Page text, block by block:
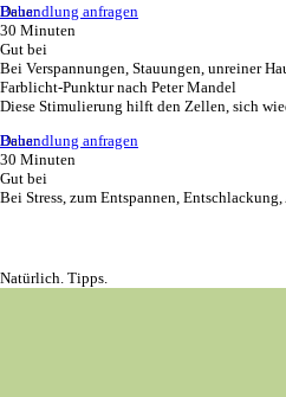
Behandlung anfragen
Dauer
30 Minuten
Gut bei
Bei Verspannungen, Stauungen, unreiner
Farblicht-Punktur nach Peter Mandel
Diese Stimulierung hilft den Zellen, sich
Behandlung anfragen
Dauer
30 Minuten
Gut bei
Bei Stress, zum Entspannen,
Natürlich. Tipps.